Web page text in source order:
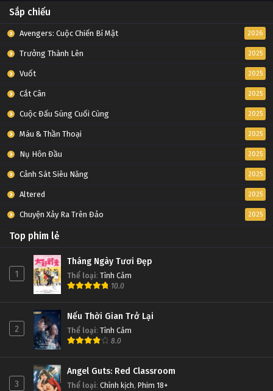
Sắp chiếu
Avengers: Cuộc Chiến Bí Mật 2026
Trưởng Thành Lên 2025
Vuốt 2025
Cắt Cân 2025
Cuộc Đấu Súng Cuối Cùng 2025
Máu & Thần Thoại 2025
Nụ Hôn Đầu 2025
Cảnh Sát Siêu Năng 2025
Altered 2025
Chuyện Xảy Ra Trên Đảo 2025
Top phim lẻ
1
Tháng Ngày Tươi Đẹp
Thể loại: Tình Cảm
10.0
2
Nếu Thời Gian Trở Lại
Thể loại: Tình Cảm
8.0
3
Angel Guts: Red Classroom
Thể loại: Chính kịch, Phim 18+